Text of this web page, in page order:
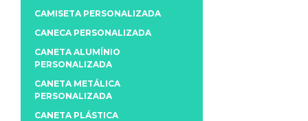
CAMISETA PERSONALIZADA
CANECA PERSONALIZADA
CANETA ALUMÍNIO
PERSONALIZADA
CANETA METÁLICA
PERSONALIZADA
CANETA PLÁSTICA